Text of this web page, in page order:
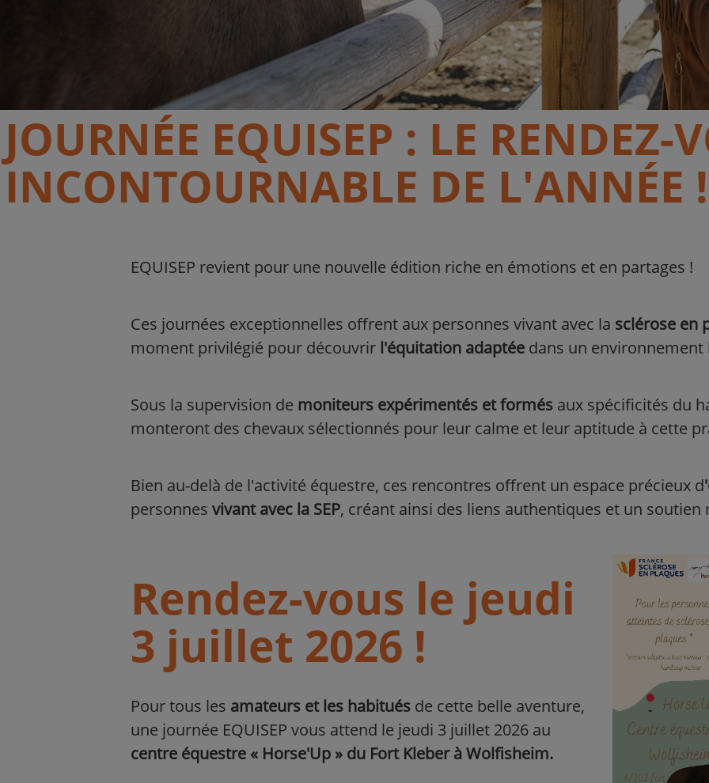
JOURNÉE EQUISEP : LE RENDEZ-
INCONTOURNABLE DE L'ANNÉE !
EQUISEP revient pour une nouvelle édition riche en émotions et en partages !
Ces journées exceptionnelles offrent aux personnes vivant avec la sclérose en
moment privilégié pour découvrir l'équitation adaptée dans un
Sous la supervision de moniteurs expérimentés et formés aux spécificités du
monteront des chevaux sélectionnés pour leur calme et leur aptitude à cette
Bien au-delà de l'activité équestre, ces rencontres offrent un espace précieux d
personnesvivant avec la SEP, créant ainsi des liens authentiques et un soutien
Rendez-vous le jeudi
3 juillet 2026 !
Pour tous les amateurs et les habitués de cette belle aventure,
une journée EQUISEP vous attend le jeudi 3 juillet 2026 au
centre équestre « Horse'Up » du Fort Kleber à Wolfisheim.